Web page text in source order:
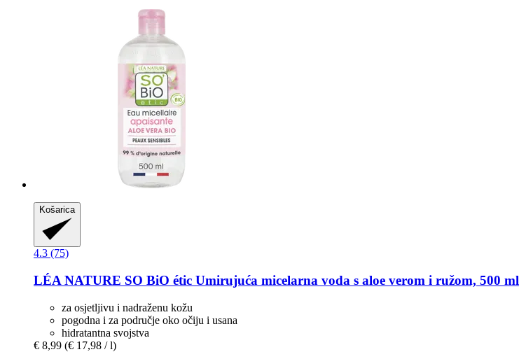
Košarica
4.3 (75)
LÉA NATURE SO BiO étic Umirujuća micelarna voda s aloe verom i ružom, 500 ml
za osjetljivu i nadraženu kožu
pogodna i za područje oko očiju i usana
hidratantna svojstva
€ 8,99 (€ 17,98 / l)